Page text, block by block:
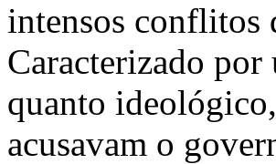
intensos conflitos
Caracterizado
quanto
acusavam o